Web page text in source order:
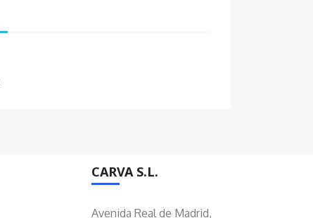
CARVA S.L.
Avenida Real de Madrid,